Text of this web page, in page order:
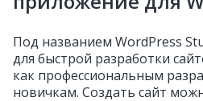
Под названием WordPress
для быстрой разработки
как профессиональным
новичкам. Создать сайт